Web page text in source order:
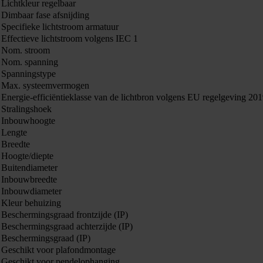
Lichtkleur regelbaar
Dimbaar fase afsnijding
Specifieke lichtstroom armatuur
Effectieve lichtstroom volgens IEC 1
Nom. stroom
Nom. spanning
Spanningstype
Max. systeemvermogen
Energie-efficiëntieklasse van de lichtbron volgens EU regelgeving
Stralingshoek
Inbouwhoogte
Lengte
Breedte
Hoogte/diepte
Buitendiameter
Inbouwbreedte
Inbouwdiameter
Kleur behuizing
Beschermingsgraad frontzijde (IP)
Beschermingsgraad achterzijde (IP)
Beschermingsgraad (IP)
Geschikt voor plafondmontage